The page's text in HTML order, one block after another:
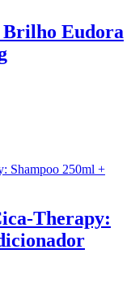
Eudora
Therapy: